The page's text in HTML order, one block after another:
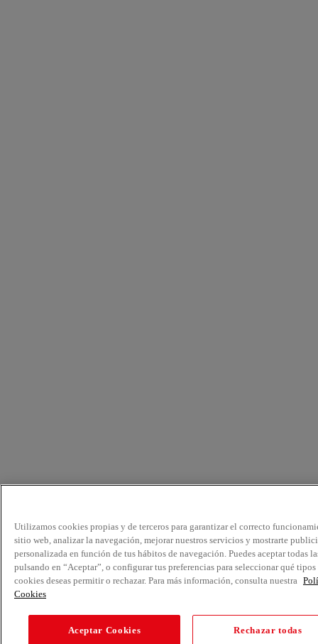
Utilizamos cookies propias y de terceros para garantizar el correcto
sitio web, analizar la navegación, mejorar nuestros servicios y mostrarte
personalizada en función de tus hábitos de navegación. Puedes aceptar todas
pulsando en “Aceptar”, o configurar tus preferencias para seleccionar qué tipos
cookies deseas permitir o rechazar. Para más información, consulta nuestra
Cookies
Aceptar Cookies Rechazar todas